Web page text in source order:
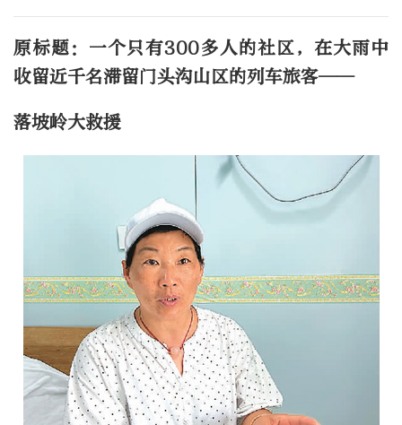
原标题：一个只有300多人的社区，在大雨中
收留近千名滞留门头沟山区的列车旅客——
落坡岭大救援